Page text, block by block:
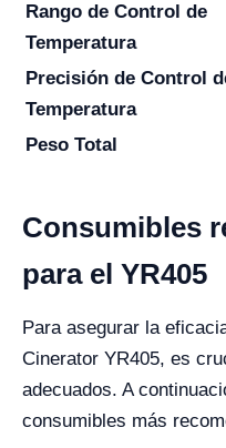
Rango de Control de
Temperatura
Precisión de Control
Temperatura
Peso Total
Consumibles
para el YR405
Para asegurar la
Cinerator YR405, es
adecuados. A
consumibles más